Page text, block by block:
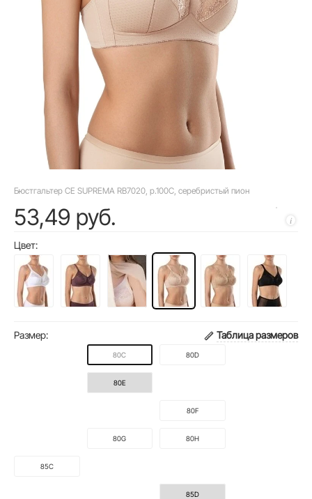
Бюстгальтер CE SUPREMA RB7020, р.100C, серебристый пион
53,49 руб.
Цвет:
Размер: Таблица размеров
80C 80D
80E
80F
80G 80H
85C
85D